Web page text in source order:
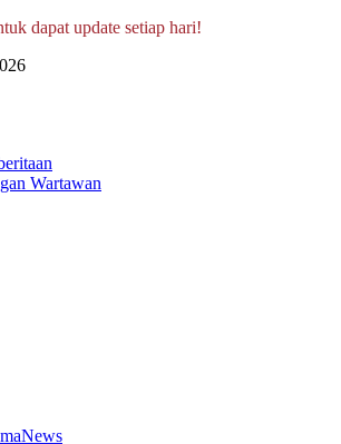
dapat update setiap hari!
Wartawan